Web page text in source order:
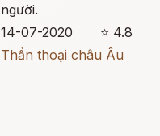
người.
14-07-2020
⭐ 4.8
Thần thoại châu Âu